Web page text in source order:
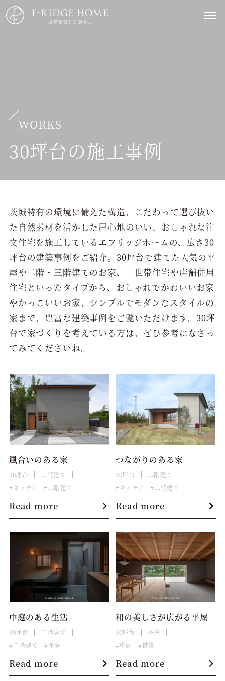
WORKS
30坪台の施工事例
茨城特有の環境に備えた構造、こだわって選び抜い
た自然素材を活かした居心地のいい、おしゃれな注
文住宅を施工しているエフリッジホームの、広さ30
坪台の建築事例をご紹介。30坪台で建てた人気の平
屋や二階・三階建てのお家、二世帯住宅や店舗併用
住宅といったタイプから、おしゃれでかわいいお家
やかっこいいお家、シンプルでモダンなスタイルの
家まで、豊富な建築事例をご覧いただけます。30坪
台で家づくりを考えている方は、ぜひ参考になさっ
てみてくださいね。
風合いのある家
30坪台
二階建て
キッチン
二階建て
Read more
つながりのある家
30坪台
二階建て
キッチン
二階建て
Read more
中庭のある生活
30坪台
二階建て
二階建て
坪庭
Read more
和の美しさが広がる平屋
30坪台
平屋
中庭
借景
Read more